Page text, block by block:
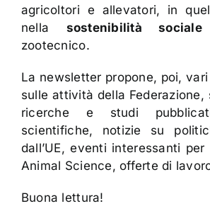
agricoltori e allevatori, in
nella sostenibilità sociale
zootecnico.
La newsletter propone, poi,
sulle attività della Federazione,
ricerche e studi
scientifiche, notizie su
dall’UE, eventi interessanti
Animal Science, offerte di
Buona lettura!